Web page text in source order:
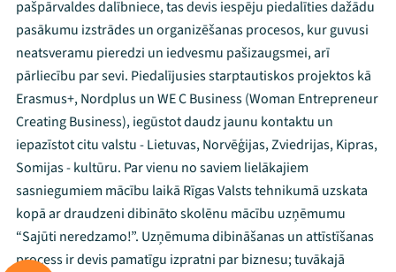
Mana programma
pašpārvaldes dalībniece, tas devis iespēju piedalīties dažādu
pasākumu izstrādes un organizēšanas procesos, kur guvusi
neatsveramu pieredzi un iedvesmu pašizaugsmei, arī
pārliecību par sevi. Piedalījusies starptautiskos projektos kā
Erasmus+, Nordplus un WE C Business (Woman Entrepreneur
Creating Business), iegūstot daudz jaunu kontaktu un
iepazīstot citu valstu - Lietuvas, Norvēģijas, Zviedrijas, Kipras,
Somijas - kultūru. Par vienu no saviem lielākajiem
sasniegumiem mācību laikā Rīgas Valsts tehnikumā uzskata
kopā ar draudzeni dibināto skolēnu mācību uzņēmumu
“Sajūti neredzamo!”. Uzņēmuma dibināšanas un attīstīšanas
process ir devis pamatīgu izpratni par biznesu; tuvākajā